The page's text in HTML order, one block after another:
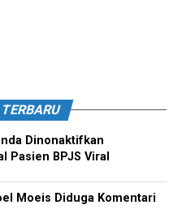
Dinonaktifkan
Pasien BPJS Viral
Moeis Diduga Komentari